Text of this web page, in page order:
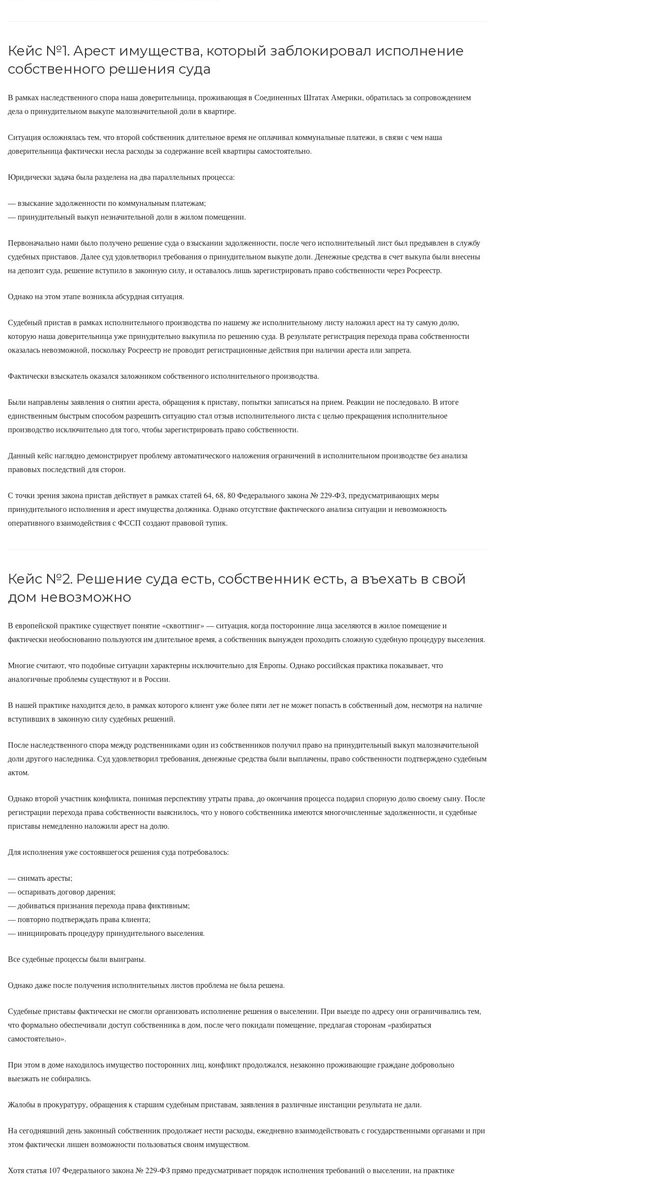
Кейс №1. Арест имущества, который заблокировал исполнение
собственного решения суда
В рамках наследственного спора наша доверительница, проживающая в Соединенных Штатах Америки, обратилась за сопровождением
дела о принудительном выкупе малозначительной доли в квартире.
Ситуация осложнялась тем, что второй собственник длительное время не оплачивал коммунальные платежи, в связи с чем наша
доверительница фактически несла расходы за содержание всей квартиры самостоятельно.
Юридически задача была разделена на два параллельных процесса:
— взыскание задолженности по коммунальным платежам;
— принудительный выкуп незначительной доли в жилом помещении.
Первоначально нами было получено решение суда о взыскании задолженности, после чего исполнительный лист был предъявлен в службу
судебных приставов. Далее суд удовлетворил требования о принудительном выкупе доли. Денежные средства в счет выкупа были внесены
на депозит суда, решение вступило в законную силу, и оставалось лишь зарегистрировать право собственности через Росреестр.
Однако на этом этапе возникла абсурдная ситуация.
Судебный пристав в рамках исполнительного производства по нашему же исполнительному листу наложил арест на ту самую долю,
которую наша доверительница уже принудительно выкупила по решению суда. В результате регистрация перехода права собственности
оказалась невозможной, поскольку Росреестр не проводит регистрационные действия при наличии ареста или запрета.
Фактически взыскатель оказался заложником собственного исполнительного производства.
Были направлены заявления о снятии ареста, обращения к приставу, попытки записаться на прием. Реакции не последовало. В итоге
единственным быстрым способом разрешить ситуацию стал отзыв исполнительного листа с целью прекращения исполнительное
производство исключительно для того, чтобы зарегистрировать право собственности.
Данный кейс наглядно демонстрирует проблему автоматического наложения ограничений в исполнительном производстве без анализа
правовых последствий для сторон.
С точки зрения закона пристав действует в рамках статей 64, 68, 80 Федерального закона № 229-ФЗ, предусматривающих меры
принудительного исполнения и арест имущества должника. Однако отсутствие фактического анализа ситуации и невозможность
оперативного взаимодействия с ФССП создают правовой тупик.
Кейс №2. Решение суда есть, собственник есть, а въехать в свой
дом невозможно
В европейской практике существует понятие «сквоттинг» — ситуация, когда посторонние лица заселяются в жилое помещение и
фактически необоснованно пользуются им длительное время, а собственник вынужден проходить сложную судебную процедуру выселения.
Многие считают, что подобные ситуации характерны исключительно для Европы. Однако российская практика показывает, что
аналогичные проблемы существуют и в России.
В нашей практике находится дело, в рамках которого клиент уже более пяти лет не может попасть в собственный дом, несмотря на наличие
вступивших в законную силу судебных решений.
После наследственного спора между родственниками один из собственников получил право на принудительный выкуп малозначительной
доли другого наследника. Суд удовлетворил требования, денежные средства были выплачены, право собственности подтверждено судебным
актом.
Однако второй участник конфликта, понимая перспективу утраты права, до окончания процесса подарил спорную долю своему сыну. После
регистрации перехода права собственности выяснилось, что у нового собственника имеются многочисленные задолженности, и судебные
приставы немедленно наложили арест на долю.
Для исполнения уже состоявшегося решения суда потребовалось:
— снимать аресты;
— оспаривать договор дарения;
— добиваться признания перехода права фиктивным;
— повторно подтверждать права клиента;
— инициировать процедуру принудительного выселения.
Все судебные процессы были выиграны.
Однако даже после получения исполнительных листов проблема не была решена.
Судебные приставы фактически не смогли организовать исполнение решения о выселении. При выезде по адресу они ограничивались тем,
что формально обеспечивали доступ собственника в дом, после чего покидали помещение, предлагая сторонам «разбираться
самостоятельно».
При этом в доме находилось имущество посторонних лиц, конфликт продолжался, незаконно проживающие граждане добровольно
выезжать не собирались.
Жалобы в прокуратуру, обращения к старшим судебным приставам, заявления в различные инстанции результата не дали.
На сегодняшний день законный собственник продолжает нести расходы, ежедневно взаимодействовать с государственными органами и при
этом фактически лишен возможности пользоваться своим имуществом.
Хотя статья 107 Федерального закона № 229-ФЗ прямо предусматривает порядок исполнения требований о выселении, на практике